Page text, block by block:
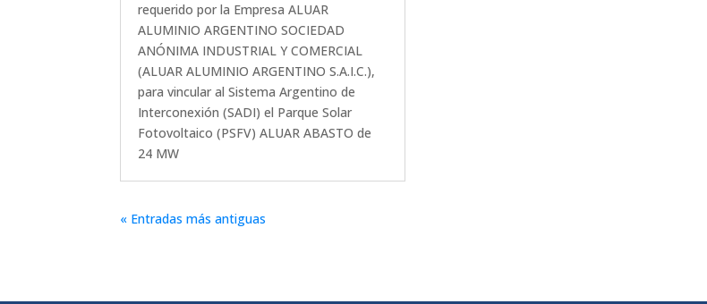
requerido por la Empresa ALUAR
ALUMINIO ARGENTINO SOCIEDAD
ANÓNIMA INDUSTRIAL Y COMERCIAL
(ALUAR ALUMINIO ARGENTINO S.A.I.C.),
para vincular al Sistema Argentino de
Interconexión (SADI) el Parque Solar
Fotovoltaico (PSFV) ALUAR ABASTO de
24 MW
« Entradas más antiguas